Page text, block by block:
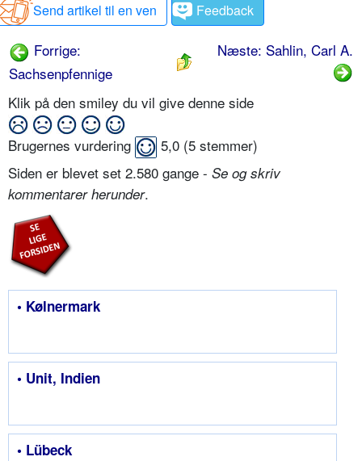
Send artikel til en ven
Feedback
Forrige:
Sachsenpfennige
Næste: Sahlin, Carl A.
Klik på den smiley du vil give denne side
Brugernes vurdering 5,0 (5 stemmer)
Siden er blevet set 2.580 gange - Se og skriv
kommentarer herunder.
• Kølnermark
• Unit, Indien
• Lübeck